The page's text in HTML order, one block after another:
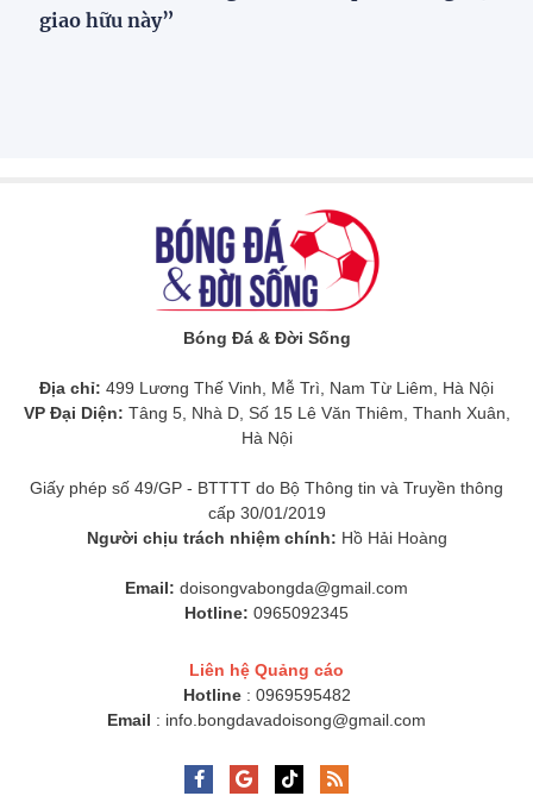
giao hữu này”
Bóng Đá & Đời Sống
Địa chỉ: 499 Lương Thế Vinh, Mễ Trì, Nam Từ Liêm, Hà Nội
VP Đại Diện: Tâng 5, Nhà D, Số 15 Lê Văn Thiêm, Thanh Xuân,
Hà Nội
Giấy phép số 49/GP - BTTTT do Bộ Thông tin và Truyền thông
cấp 30/01/2019
Người chịu trách nhiệm chính: Hồ Hải Hoàng
Email: doisongvabongda@gmail.com
Hotline: 0965092345
Liên hệ Quảng cáo
Hotline: 0969595482
Email : info.bongdavadoisong@gmail.com